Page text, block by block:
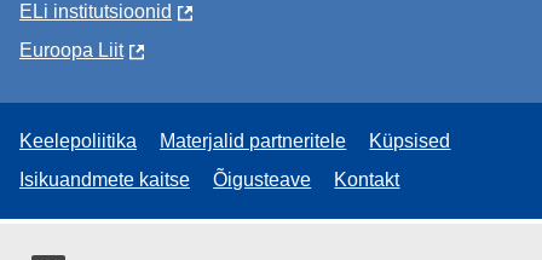
ELi institutsioonid
Euroopa Liit
Keelepoliitika Materjalid partneritele
Küpsised
Isikuandmete kaitse
Õigusteave Kontakt